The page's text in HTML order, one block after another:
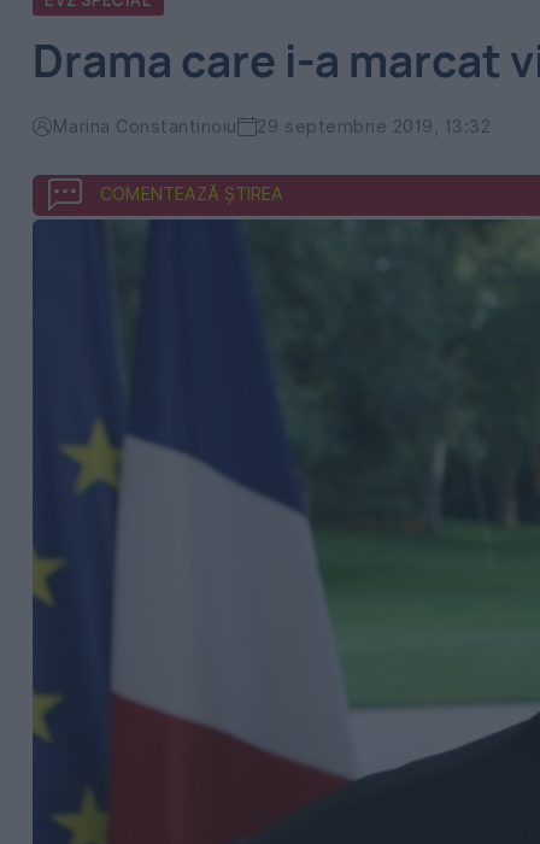
Drama care i-a marcat
Marina Constantinoiu 29 septembrie 2019, 13:32
COMENTEAZĂ ȘTIREA